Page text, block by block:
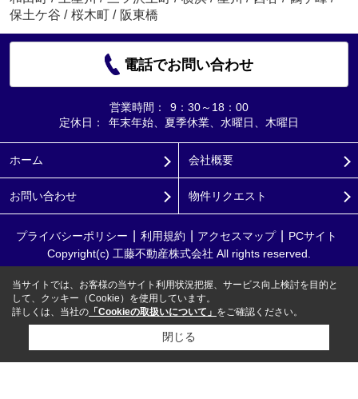
保土ケ谷 / 桜木町 / 阪東橋
電話でお問い合わせ
営業時間：
9：30～18：00
定休日：
年末年始、夏季休業、水曜日、木曜日
ホーム 会社概要
お問い合わせ 物件リクエスト
プライバシーポリシー 利用規約 アクセスマップ
PCサイト
Copyright(c) 工藤不動産株式会社 All rights reserved.
当サイトでは、お客様の当サイト利用状況把握、サービス向上検討を目的と
して、クッキー（Cookie）を使用しています。
詳しくは、当社の 「Cookieの取扱いについて」 をご確認ください。
閉じる